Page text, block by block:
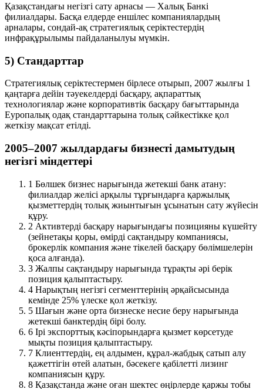
Қазақстандағы негізгі сату арнасы — Халық Банкі
филиалдары. Басқа елдерде еншілес компаниялардың
арналары, сондай-ақ стратегиялық серіктестердің
инфрақұрылымы пайдаланылуы мүмкін.
5) Стандарттар
Стратегиялық серіктестермен бірлесе отырып, 2007 жылғы 1
қаңтарға дейін тәуекелдерді басқару, ақпараттық
технологиялар және корпоративтік басқару бағыттарында
Еуропалық одақ стандарттарына толық сәйкестікке қол
жеткізу мақсат етілді.
2005–2007 жылдардағы бизнесті дамытудың
негізгі міндеттері
1 Бөлшек бизнес нарығында жетекші банк атану:
филиалдар желісі арқылы тұрғындарға қаржылық
қызметтердің толық жиынтығын ұсынатын сату жүйесін
құру.
2 Активтерді басқару нарығындағы позицияны күшейту
(зейнетақы қоры, өмірді сақтандыру компаниясы,
брокерлік компания және тікелей басқару бөлімшелерін
қоса алғанда).
3 Жалпы сақтандыру нарығында тұрақты әрі берік
позиция қалыптастыру.
4 Нарықтың негізгі сегменттерінің әрқайсысында
кемінде 25% үлеске қол жеткізу.
5 Шағын және орта бизнеске несие беру нарығында
жетекші банктердің бірі болу.
6 Ірі экспорттық кәсіпорындарға қызмет көрсетуде
мықты позиция қалыптастыру.
7 Клиенттердің, ең алдымен, құрал-жабдық сатып алу
қажеттігін өтей алатын, бәсекеге қабілетті лизинг
компаниясын құру.
8 Қазақстанда және оған шектес өңірлерде қаржы тобы